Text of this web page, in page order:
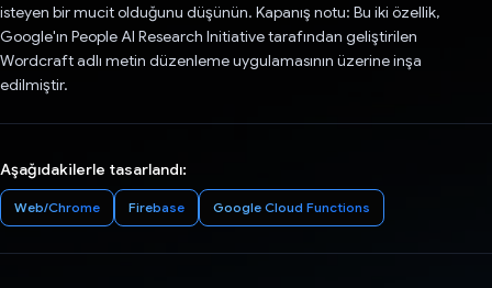
isteyen bir mucit olduğunu düşünün. Kapanış notu: Bu iki özellik,
Google'ın People AI Research Initiative tarafından geliştirilen
Wordcraft adlı metin düzenleme uygulamasının üzerine inşa
edilmiştir.
Aşağıdakilerle tasarlandı:
Web/Chrome Firebase Google Cloud Functions